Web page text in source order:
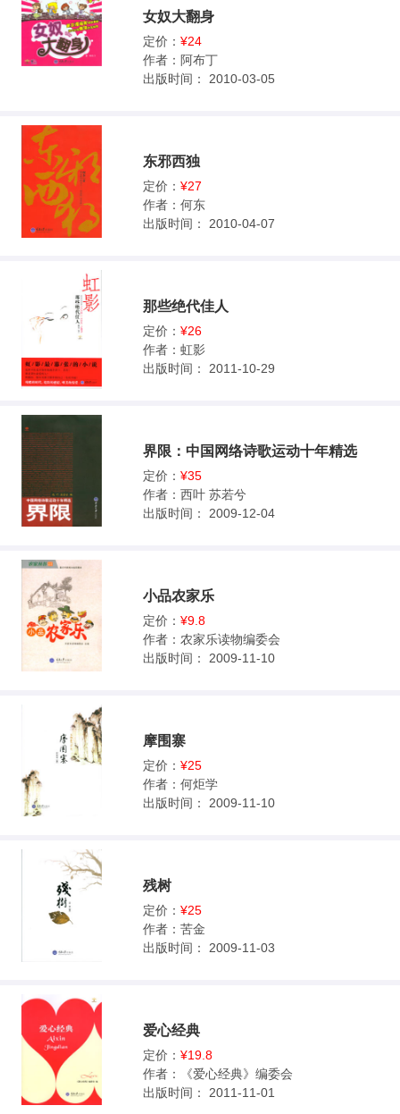
女奴大翻身
定价： ¥24
作者： 阿布丁
出版时间：
2010-03-05
东邪西独
定价： ¥27
作者： 何东
出版时间：
2010-04-07
那些绝代佳人
定价： ¥26
作者： 虹影
出版时间：
2011-10-29
界限：中国网络诗歌运动十年精选
定价： ¥35
作者： 西叶 苏若兮
出版时间：
2009-12-04
小品农家乐
定价： ¥9.8
作者： 农家乐读物编委会
出版时间：
2009-11-10
摩围寨
定价： ¥25
作者： 何炬学
出版时间：
2009-11-10
残树
定价： ¥25
作者： 苦金
出版时间：
2009-11-03
爱心经典
定价： ¥19.8
作者：
《爱心经典》编委会
出版时间：
2011-11-01